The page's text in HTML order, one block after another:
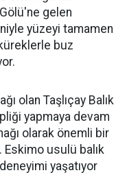
gelen
yüzeyi tamamen
buz
olan Taşlıçay Balık
yapmaya devam
olarak önemli bir
Eskimo usulü balık
yaşatıyor